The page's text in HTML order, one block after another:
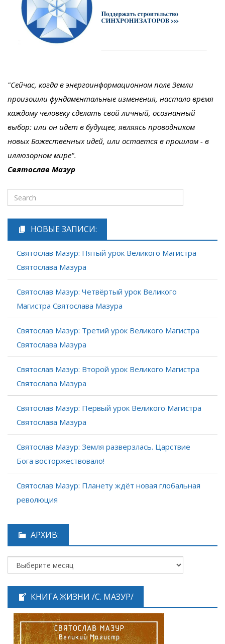
"Сейчас, когда в энергоинформационном поле Земли
произошли фундаментальные изменения, настало время
каждому человеку сделать свой личный, осознанный
выбор: или он идет в будущее, являясь проводником
новых Божественных идей, или остается в прошлом - в
иллюзорном мире".
Святослав Мазур
НОВЫЕ ЗАПИСИ:
Святослав Мазур: Пятый урок Великого Магистра
Святослава Мазура
Святослав Мазур: Четвёртый урок Великого
Магистра Святослава Мазура
Святослав Мазур: Третий урок Великого Магистра
Святослава Мазура
Святослав Мазур: Второй урок Великого Магистра
Святослава Мазура
Святослав Мазур: Первый урок Великого Магистра
Святослава Мазура
Святослав Мазур: Земля разверзлась. Царствие
Бога восторжествовало!
Святослав Мазур: Планету ждёт новая глобальная
революция
АРХИВ:
КНИГА ЖИЗНИ /С. МАЗУР/